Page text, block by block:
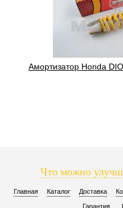
Амортизатор Honda
Что можно
Главная Каталог Доставка
Гарантия